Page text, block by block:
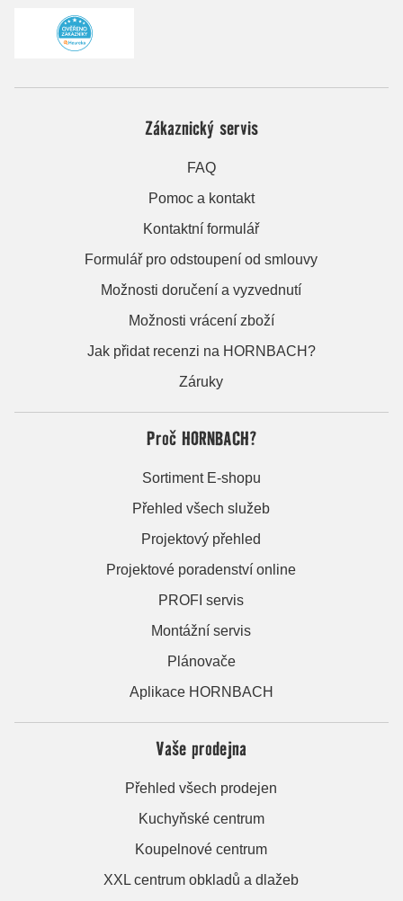
Zákaznický servis
FAQ
Pomoc a kontakt
Kontaktní formulář
Formulář pro odstoupení od smlouvy
Možnosti doručení a vyzvednutí
Možnosti vrácení zboží
Jak přidat recenzi na HORNBACH?
Záruky
Proč HORNBACH?
Sortiment E-shopu
Přehled všech služeb
Projektový přehled
Projektové poradenství online
PROFI servis
Montážní servis
Plánovače
Aplikace HORNBACH
Vaše prodejna
Přehled všech prodejen
Kuchyňské centrum
Koupelnové centrum
XXL centrum obkladů a dlažeb